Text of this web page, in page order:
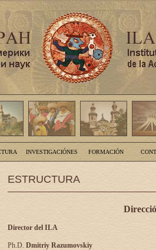
INVESTIGACIÓNES FORMACIÓN
ESTRUCTURA
Director del ILA
Ph.D. Dmitriy Razumovskiy